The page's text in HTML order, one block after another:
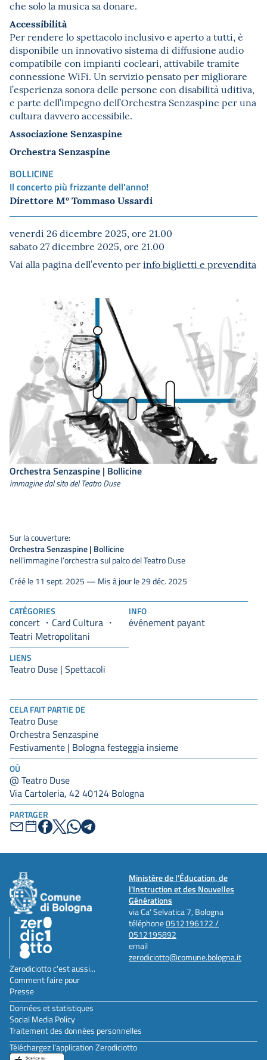
CELA FAIT PARTIE DE
Teatro Duse
Orchestra Senzaspine
Festivamente | Bologna festeggia insieme
OÙ
@ Teatro Duse
Via Cartoleria, 42 40124 Bologna
PARTAGER
che solo la musica sa donare.
Accessibilità
Per rendere lo spettacolo inclusivo e aperto a tutti, è
disponibile un innovativo sistema di diffusione audio
compatibile con impianti cocleari, attivabile tramite
connessione WiFi. Un servizio pensato per migliorare
l’esperienza sonora delle persone con disabilità uditiva,
e parte dell’impegno dell’Orchestra Senzaspine per una
cultura davvero accessibile.
Associazione Senzaspine
Orchestra Senzaspine
BOLLICINE
Il concerto più frizzante dell'anno!
Direttore M° Tommaso Ussardi
venerdì 26 dicembre 2025, ore 21.00
sabato 27 dicembre 2025, ore 21.00
Vai alla pagina dell’evento perinfo biglietti e prevendita
Orchestra Senzaspine | Bollicine
immagine dal sito del Teatro Duse
CATÉGORIES
concert
Card Cultura
Teatri Metropolitani
INFO
événement payant
LIENS
Teatro Duse | Spettacoli
Sur la couverture:
Orchestra Senzaspine | Bollicine
nell’immagine l’orchestra sul palco del Teatro Duse
Créé le 11 sept. 2025 — Mis à jour le 29 déc. 2025
Ministère de l'Éducation, de
l'Instruction et des Nouvelles
Générations
via Ca' Selvatica 7, Bologna
téléphone0512196172 /
0512195892
email
zerodiciotto@comune.bologna.it
Zerodiciotto c'est aussi...
Comment faire pour
Presse
Données et statistiques
Social Media Policy
Traitement des données personnelles
Téléchargez l'application Zerodiciotto